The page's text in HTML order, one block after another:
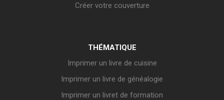
Créer votre couverture
THÉMATIQUE
Imprimer un livre de cuisine
Imprimer un livre de généalogie
Imprimer un livret de formation